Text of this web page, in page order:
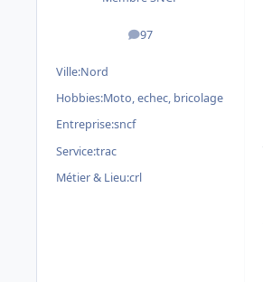
97
messages
Ville:Nord
Hobbies:Moto, echec, bricolage
Entreprise:sncf
Service:trac
Métier & Lieu:crl